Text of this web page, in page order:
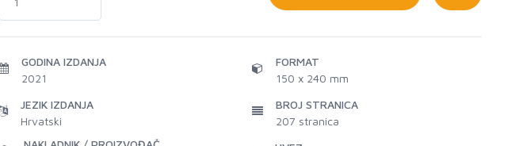
GODINA IZDANJA
2021
JEZIK IZDANJA
Hrvatski
FORMAT
150 x 240 mm
BROJ STRANICA
207 stranica